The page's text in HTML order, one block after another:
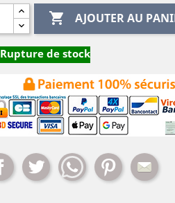
 AJOUTER AU
Rupture de stock
PartagerTweet WhatsappPinterestMail